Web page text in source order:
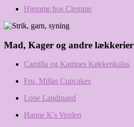
Hjemme hos Clemme
Mad, Kager og andre lækkerier
Camilla og Katrines Køkkenkalas
Fru. Millas Cupcakes
Lone Landmand
Hanne K's Verden